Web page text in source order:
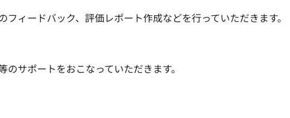
ィードバック、評価レポート作成などを行っていただきます。
サポートをおこなっていただきます。